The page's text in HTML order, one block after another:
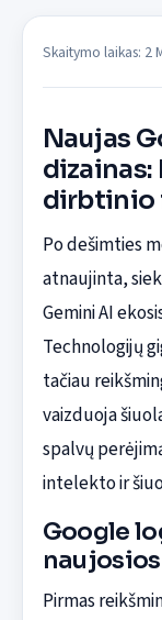
Skaitymo laikas: 2
Naujas
dizainas:
dirbtinio
Po dešimties
atnaujinta,
Gemini AI
Technologijų
tačiau
vaizduoja
spalvų
intelekto ir
Google
Pirmas